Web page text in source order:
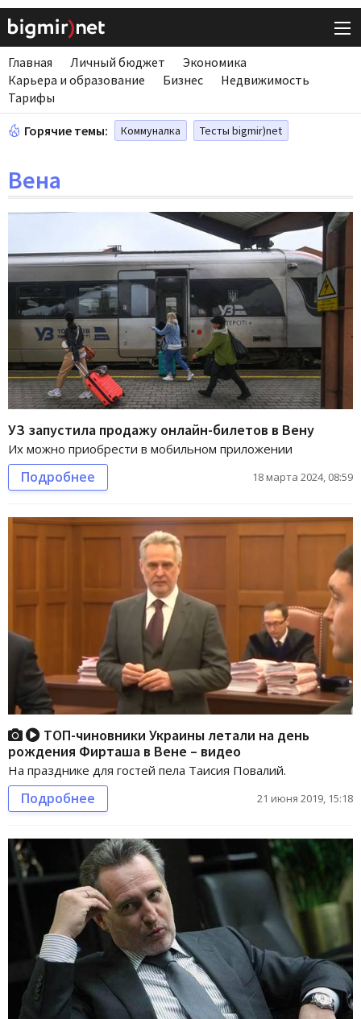
Главная Личный бюджет
Экономика
Карьера и образование
Бизнес
Недвижимость
Тарифы
Горячие темы: Коммуналка Тесты bigmir)net
Вена
УЗ запустила продажу онлайн-билетов в Вену
Их можно приобрести в мобильном приложении
Подробнее 18 марта 2024, 08:59
ТОП-чиновники Украины летали на день
рождения Фирташа в Вене – видео
На празднике для гостей пела Таисия Повалий.
Подробнее 21 июня 2019, 15:18